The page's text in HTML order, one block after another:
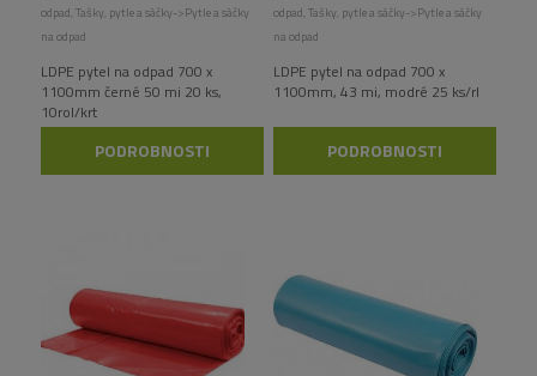
odpad, Tašky, pytle a sáčky->Pytle a sáčky
na odpad
LDPE pytel na odpad 700 x
1100mm černé 50 mi 20 ks,
10rol/krt
PODROBNOSTI
odpad, Tašky, pytle a sáčky->Pytle a sáčky
na odpad
LDPE pytel na odpad 700 x
1100mm, 43 mi, modré 25 ks/rl
PODROBNOSTI